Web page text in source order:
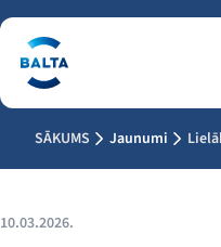
SĀKUMS Jaunumi
10.03.2026.